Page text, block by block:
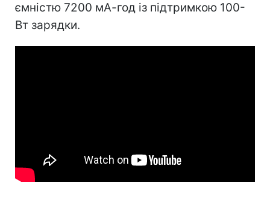
ємністю 7200 мА-год із підтримкою 100-
Вт зарядки.